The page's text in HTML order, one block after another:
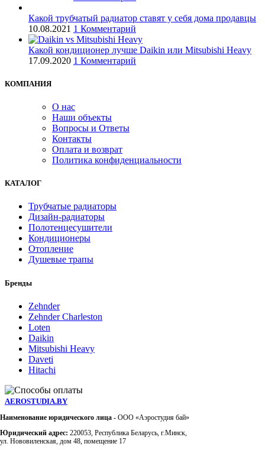
Какой трубчатый радиатор ставят у себя дома продавцы
10.08.2021 1 Комментарий
Какой кондиционер лучше Daikin или Mitsubishi Heavy
17.09.2020 1 Комментарий
КОМПАНИЯ
О нас
Наши объекты
Вопросы и Ответы
Контакты
Оплата и возврат
Политика конфиденциальности
КАТАЛОГ
Трубчатые радиаторы
Дизайн-радиаторы
Полотенцесушители
Кондиционеры
Отопление
Душевые трапы
Бренды
Zehnder
Zehnder Charleston
Loten
Daikin
Mitsubishi Heavy
Daveti
Hitachi
AEROSTUDIA.BY
Наименование юридического лица - ООО «Аэростудия бай»
Юридический адрес: 220053, Республика Беларусь, г.Минск,
ул. Нововиленская, дом 48, помещение 17